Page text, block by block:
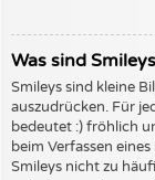
Was sind
Smileys sind kleine
auszudrücken. Für
bedeutet :) fröhlich
beim Verfassen
Smileys nicht zu